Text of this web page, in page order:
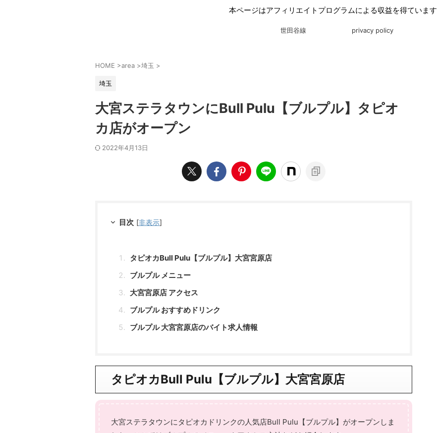
本ページはアフィリエイトプログラムによる収益を得ています
世田谷線 privacy policy
HOME >area >埼玉 >
埼玉
大宮ステラタウンにBull Pulu【ブルプル】タピオ
カ店がオープン
2022年4月13日
目次 [非表示]
タピオカBull Pulu【ブルプル】大宮宮原店
ブルプル メニュー
大宮宮原店 アクセス
ブルプル おすすめドリンク
ブルプル 大宮宮原店のバイト求人情報
タピオカBull Pulu【ブルプル】大宮宮原店
大宮ステラタウンにタピオカドリンクの人気店Bull Pulu【ブルプル】がオープンしま